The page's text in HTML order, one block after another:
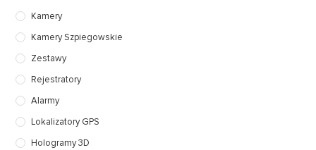
Kamery
Kamery Szpiegowskie
Zestawy
Rejestratory
Alarmy
Lokalizatory GPS
Hologramy 3D